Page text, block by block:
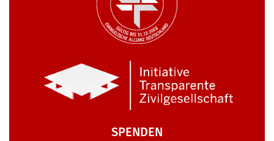
SPENDEN